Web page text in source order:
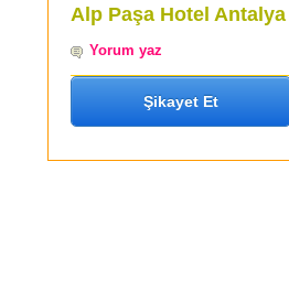
Alp Paşa Hotel Antalya
Yorum yaz
Şikayet Et